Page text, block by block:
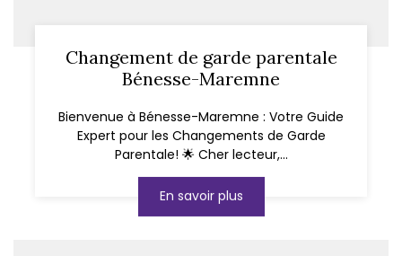
Changement de garde parentale
Bénesse-Maremne
Bienvenue à Bénesse-Maremne : Votre Guide
Expert pour les Changements de Garde
Parentale! 🌟 Cher lecteur,...
En savoir plus